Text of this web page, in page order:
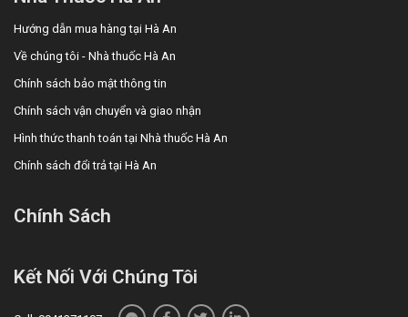
Hướng dẫn mua hàng tại Hà An
Về chúng tôi - Nhà thuốc Hà An
Chính sách bảo mật thông tin
Chính sách vận chuyển và giao nhận
Hình thức thanh toán tại Nhà thuốc Hà An
Chính sách đổi trả tại Hà An
Chính Sách
Kết Nối Với Chúng Tôi